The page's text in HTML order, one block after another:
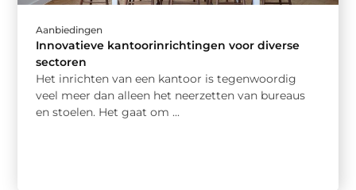
Aanbiedingen
Innovatieve kantoorinrichtingen voor diverse
sectoren
Het inrichten van een kantoor is tegenwoordig
veel meer dan alleen het neerzetten van bureaus
en stoelen. Het gaat om ...